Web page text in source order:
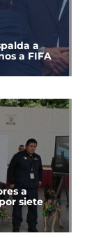
a
a FIFA
a
siete